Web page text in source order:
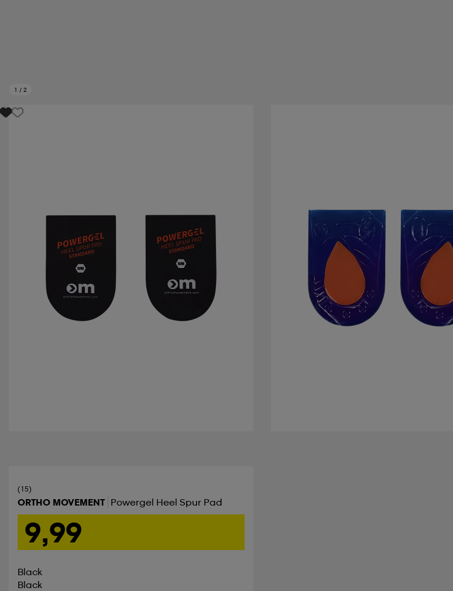
1 / 2
(15)
ORTHO MOVEMENT Powergel Heel Spur Pad
9,99
Black
Black